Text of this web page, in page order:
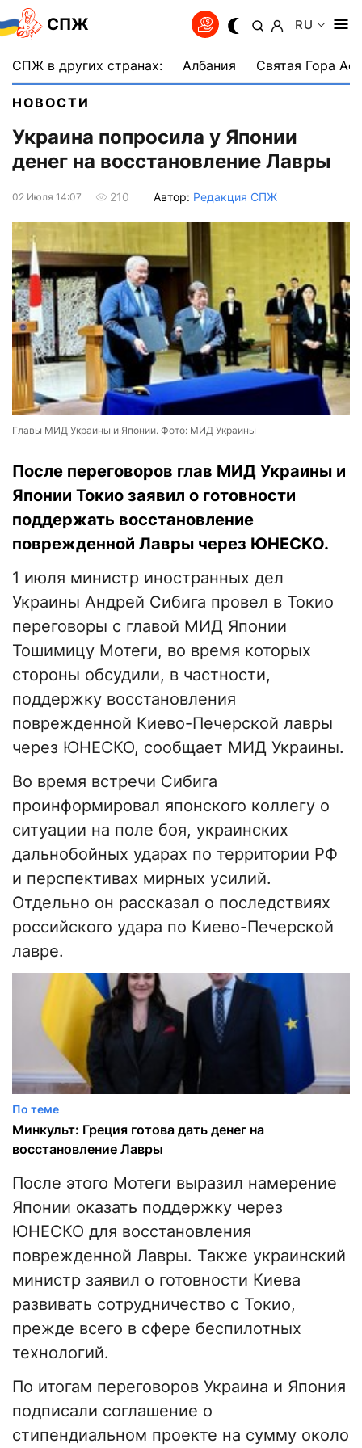
СПЖ RU
СПЖ в других странах: Албания Святая Гора
НОВОСТИ
Украина попросила у Японии
денег на восстановление Лавры
02 Июля 14:07 210 Автор: Редакция СПЖ
Главы МИД Украины и Японии. Фото: МИД Украины
После переговоров глав МИД Украины и
Японии Токио заявил о готовности
поддержать восстановление
поврежденной Лавры через ЮНЕСКО.
1 июля министр иностранных дел
Украины Андрей Сибига провел в Токио
переговоры с главой МИД Японии
Тошимицу Мотеги, во время которых
стороны обсудили, в частности,
поддержку восстановления
поврежденной Киево-Печерской лавры
через ЮНЕСКО, сообщает МИД Украины.
Во время встречи Сибига
проинформировал японского коллегу о
ситуации на поле боя, украинских
дальнобойных ударах по территории РФ
и перспективах мирных усилий.
Отдельно он рассказал о последствиях
российского удара по Киево-Печерской
лавре.
По теме
Минкульт: Греция готова дать денег на
восстановление Лавры
После этого Мотеги выразил намерение
Японии оказать поддержку через
ЮНЕСКО для восстановления
поврежденной Лавры. Также украинский
министр заявил о готовности Киева
развивать сотрудничество с Токио,
прежде всего в сфере беспилотных
технологий.
По итогам переговоров Украина и Япония
подписали соглашение о
стипендиальном проекте на сумму около